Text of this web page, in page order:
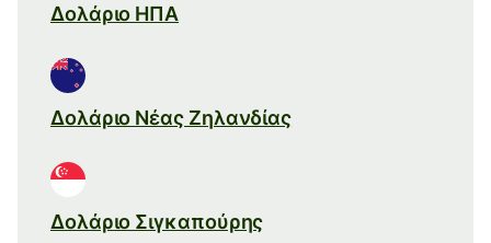
Δολάριο ΗΠΑ
Δολάριο Νέας Ζηλανδίας
Δολάριο Σιγκαπούρης